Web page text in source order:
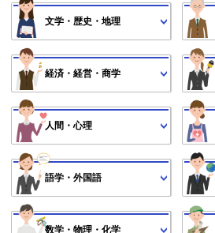
文学・歴史・地理
経済・経営・商学
人間・心理
語学・外国語
数学・物理・化学